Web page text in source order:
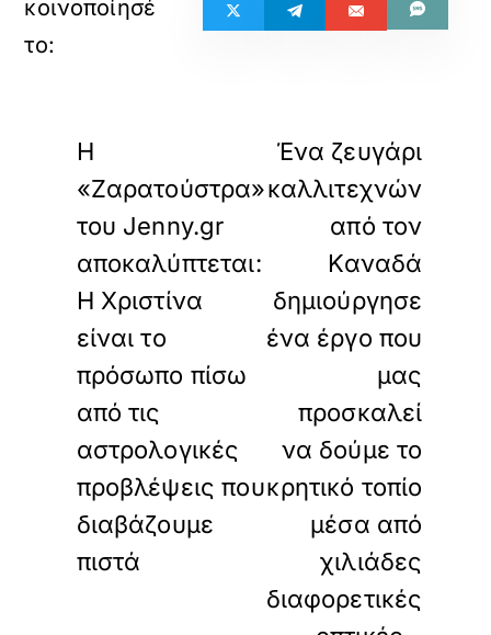
Η
«Ζαρατούστρα»
του Jenny.gr
αποκαλύπτεται:
Η Χριστίνα
είναι το
πρόσωπο πίσω
από τις
αστρολογικές
προβλέψεις που
διαβάζουμε
πιστά
Ένα ζευγάρι
καλλιτεχνών
από τον
Καναδά
δημιούργησε
ένα έργο που
μας
προσκαλεί
να δούμε το
κρητικό τοπίο
μέσα από
χιλιάδες
διαφορετικές